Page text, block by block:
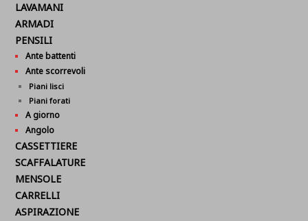
LAVAMANI
ARMADI
PENSILI
Ante battenti
Ante scorrevoli
Piani lisci
Piani forati
A giorno
Angolo
CASSETTIERE
SCAFFALATURE
MENSOLE
CARRELLI
ASPIRAZIONE